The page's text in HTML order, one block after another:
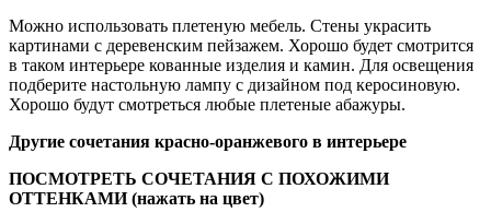
Можно использовать плетеную мебель. Стены украсить
картинами с деревенским пейзажем. Хорошо будет смотрится
в таком интерьере кованные изделия и камин. Для освещения
подберите настольную лампу с дизайном под керосиновую.
Хорошо будут смотреться любые плетеные абажуры.
Другие сочетания красно-оранжевого в интерьере
ПОСМОТРЕТЬ СОЧЕТАНИЯ С ПОХОЖИМИ
ОТТЕНКАМИ (нажать на цвет)